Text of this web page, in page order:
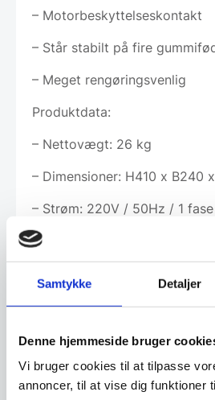
Samtykke Detaljer
Denne hjemmeside bruger
Vi bruger cookies til at tilpasse
annoncer, til at vise dig funktioner
– Motorbeskyttelseskontakt
– Står stabilt på fire
– Meget rengøringsvenlig
Produktdata:
– Nettovægt: 26 kg
– Dimensioner: H410 x B240
– Strøm: 220V / 50Hz / 1
Leveringsmetode
Altid god kvalitet, se